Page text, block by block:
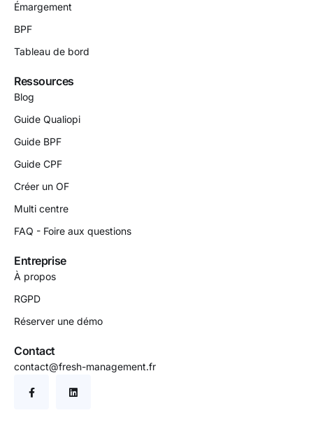
Émargement
BPF
Tableau de bord
Ressources
Blog
Guide Qualiopi
Guide BPF
Guide CPF
Créer un OF
Multi centre
FAQ - Foire aux questions
Entreprise
À propos
RGPD
Réserver une démo
Contact
contact@fresh-management.fr